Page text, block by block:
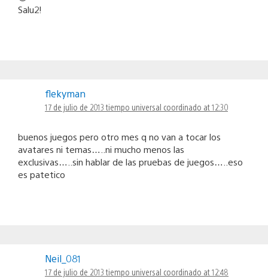
Salu2!
flekyman
17 de julio de 2013 tiempo universal coordinado at 12:30
buenos juegos pero otro mes q no van a tocar los
avatares ni temas…..ni mucho menos las
exclusivas…..sin hablar de las pruebas de juegos…..eso
es patetico
Neil_081
17 de julio de 2013 tiempo universal coordinado at 12:48